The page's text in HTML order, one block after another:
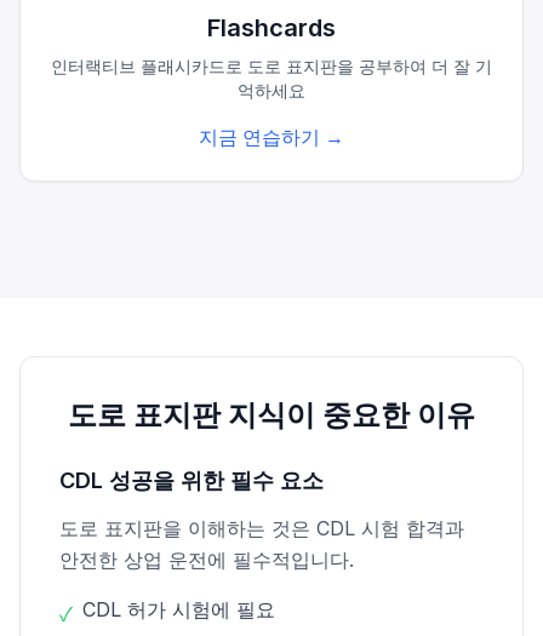
Flashcards
인터랙티브 플래시카드로 도로 표지판을 공부하여 더 잘 기
억하세요
지금 연습하기 →
도로 표지판 지식이 중요한 이유
CDL 성공을 위한 필수 요소
도로 표지판을 이해하는 것은 CDL 시험 합격과
안전한 상업 운전에 필수적입니다.
✓ CDL 허가 시험에 필요